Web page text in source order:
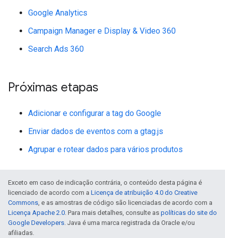
Google Analytics
Campaign Manager e Display & Video 360
Search Ads 360
Próximas etapas
Adicionar e configurar a tag do Google
Enviar dados de eventos com a gtag.js
Agrupar e rotear dados para vários produtos
Exceto em caso de indicação contrária, o conteúdo desta página é
licenciado de acordo com a Licença de atribuição 4.0 do Creative
Commons, e as amostras de código são licenciadas de acordo com a
Licença Apache 2.0. Para mais detalhes, consulte as políticas do site do
Google Developers. Java é uma marca registrada da Oracle e/ou
afiliadas.